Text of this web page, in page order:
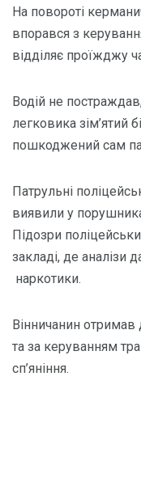
На повороті
впорався з
відділяє проїжджу
Водій не
легковика зім’ятий
пошкоджений сам
Патрульні
виявили у
Підозри
закладі, де аналізи
наркотики.
Вінничанин
та за керуванням
сп’яніння.